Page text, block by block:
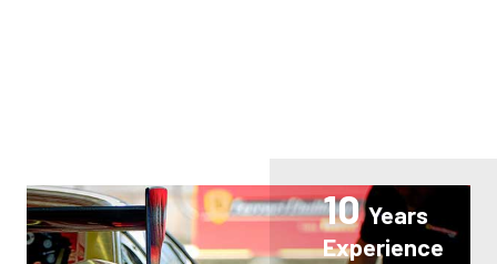
10Years
Experience